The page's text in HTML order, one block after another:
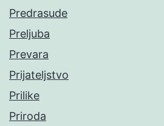
Predrasude
Preljuba
Prevara
Prijateljstvo
Prilike
Priroda